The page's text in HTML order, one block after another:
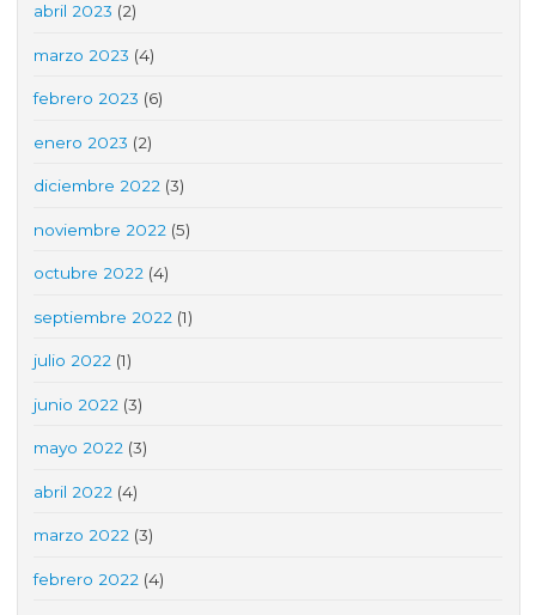
abril 2023 (2)
marzo 2023 (4)
febrero 2023 (6)
enero 2023 (2)
diciembre 2022 (3)
noviembre 2022 (5)
octubre 2022 (4)
septiembre 2022 (1)
julio 2022 (1)
junio 2022 (3)
mayo 2022 (3)
abril 2022 (4)
marzo 2022 (3)
febrero 2022 (4)